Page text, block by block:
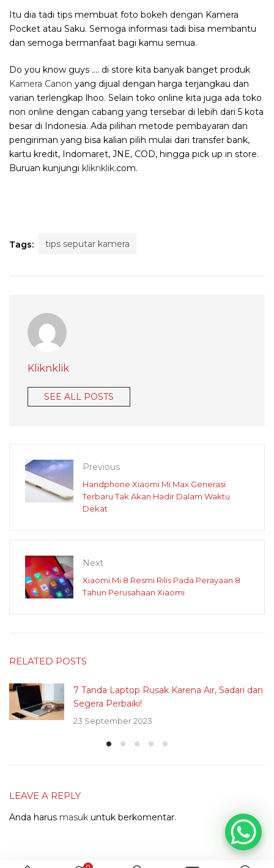
Itu dia tadi tips membuat foto bokeh dengan Kamera
Pocket atau Saku. Semoga informasi tadi bisa membantu
dan semoga bermanfaat bagi kamu semua.
Do you know guys …. di store kita banyak banget produk
Kamera Canon yang dijual dengan harga terjangkau dan
varian terlengkap lhoo. Selain toko online kita juga ada toko
non online dengan cabang yang tersebar di lebih dari 5 kota
besar di Indonesia. Ada pilihan metode pembayaran dan
pengiriman yang bisa kalian pilih mulai dari transfer bank,
kartu kredit, Indomaret, JNE, COD, hingga pick up in store.
Buruan kunjungi kliknklik.com.
Tags: tips seputar kamera
Kliknklik
SEE ALL POSTS
Previous
Handphone Xiaomi Mi Max Generasi
Terbaru Tak Akan Hadir Dalam Waktu
Dekat
Next
Xiaomi Mi 8 Resmi Rilis Pada Perayaan 8
Tahun Perusahaan Xiaomi
RELATED POSTS
7 Tanda Laptop Rusak Karena Air, Sadari dan
Segera Perbaiki!
23 September 2023
LEAVE A REPLY
Anda harus masuk untuk berkomentar.